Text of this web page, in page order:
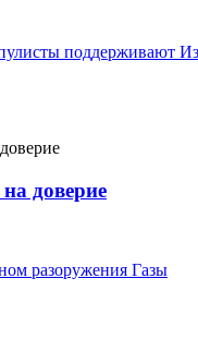
поддерживают
доверие
разоружения Газы